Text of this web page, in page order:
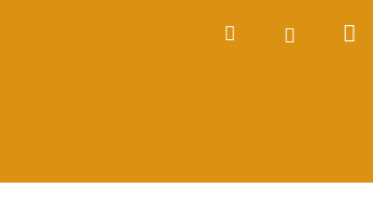
Hledat Přihlášení